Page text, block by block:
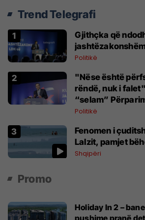
Trend Telegrafi
Gjithçka që
Politikë
"Nëse është
rëndë, nuk i
“selam”
Politikë
Fenomen i
Lalzit, pamjet
Shqipëri
Promo
Holiday In 2 –
pushime pranë